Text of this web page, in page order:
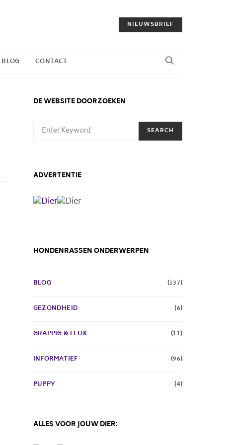
NIEUWSBRIEF
BLOG CONTACT
DE WEBSITE DOORZOEKEN
SEARCH FOR:
SEARCH
ADVERTENTIE
HONDENRASSEN ONDERWERPEN
BLOG (137)
GEZONDHEID (6)
GRAPPIG & LEUK (11)
INFORMATIEF (96)
PUPPY (4)
ALLES VOOR JOUW DIER: